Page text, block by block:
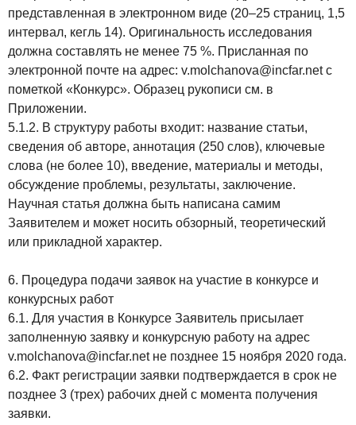
представленная в электронном виде (20–25 страниц, 1,5
интервал, кегль 14). Оригинальность исследования
должна составлять не менее 75 %. Присланная по
электронной почте на адрес: v.molchanova@incfar.net с
пометкой «Конкурс». Образец рукописи см. в
Приложении.
5.1.2. В структуру работы входит: название статьи,
сведения об авторе, аннотация (250 слов), ключевые
слова (не более 10), введение, материалы и методы,
обсуждение проблемы, результаты, заключение.
Научная статья должна быть написана самим
Заявителем и может носить обзорный, теоретический
или прикладной характер.
6. Процедура подачи заявок на участие в конкурсе и
конкурсных работ
6.1. Для участия в Конкурсе Заявитель присылает
заполненную заявку и конкурсную работу на адрес
v.molchanova@incfar.net не позднее 15 ноября 2020 года.
6.2. Факт регистрации заявки подтверждается в срок не
позднее 3 (трех) рабочих дней с момента получения
заявки.